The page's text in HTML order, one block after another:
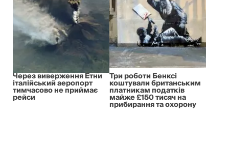
Через виверження Етни
італійський аеропорт
тимчасово не приймає
рейси
Три роботи Бенксі
коштували британським
платникам податків
майже £150 тисяч на
прибирання та охорону